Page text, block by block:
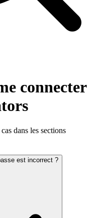
connecter
dans les sections
est incorrect ?